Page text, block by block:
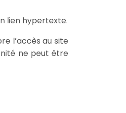
lien hypertexte.
l’accès au site
ne peut être